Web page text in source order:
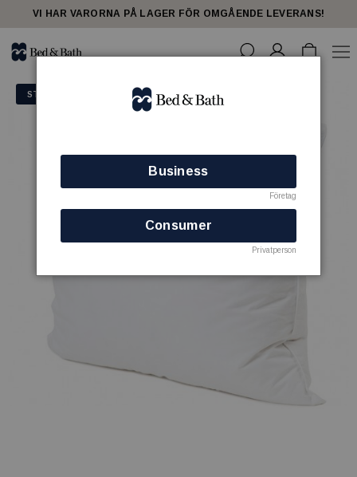
VI HAR VARORNA PÅ LAGER FÖR OMGÅENDE LEVERANS!
STORSÄLJARE
Business
Företag
Consumer
Privatperson